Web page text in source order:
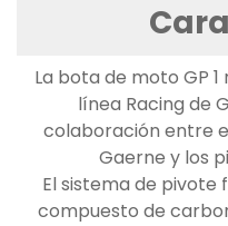
La bota de moto GP
línea Racing de
colaboración entre
Gaerne y los
El sistema de pivote
compuesto de